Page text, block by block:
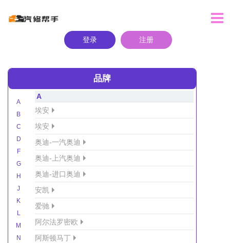
登录 注册
品牌
A
B
C
D
F
G
H
J
K
L
M
N
A
埃安
埃安
奥迪-一汽奥迪
奥迪-上汽奥迪
奥迪-进口奥迪
安凯
爱驰
阿尔法罗密欧
阿斯顿马丁